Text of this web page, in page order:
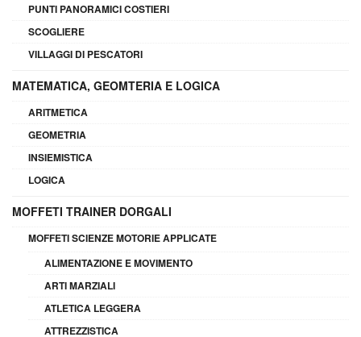
PUNTI PANORAMICI COSTIERI
SCOGLIERE
VILLAGGI DI PESCATORI
MATEMATICA, GEOMTERIA E LOGICA
ARITMETICA
GEOMETRIA
INSIEMISTICA
LOGICA
MOFFETI TRAINER DORGALI
MOFFETI SCIENZE MOTORIE APPLICATE
ALIMENTAZIONE E MOVIMENTO
ARTI MARZIALI
ATLETICA LEGGERA
ATTREZZISTICA